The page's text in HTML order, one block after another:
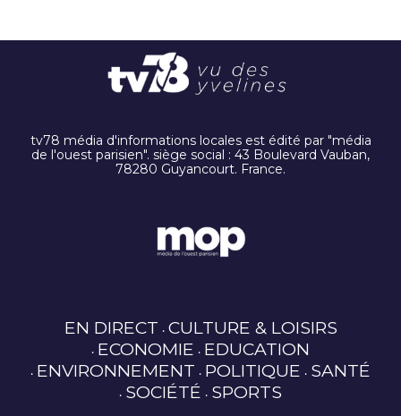
tv78 média d'informations locales est édité par "média
de l'ouest parisien". siège social : 43 Boulevard Vauban,
78280 Guyancourt. France.
EN DIRECT CULTURE & LOISIRS
ECONOMIE EDUCATION
ENVIRONNEMENT POLITIQUE SANTÉ
SOCIÉTÉ SPORTS